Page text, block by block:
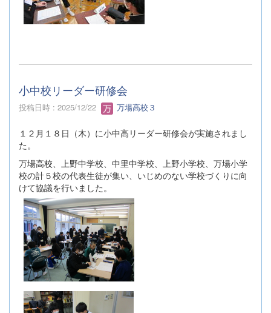
小中校リーダー研修会
投稿日時 : 2025/12/22 万場高校３
１２月１８日（木）に小中高リーダー研修会が実施されまし
た。
万場高校、上野中学校、中里中学校、上野小学校、万場小学
校の計５校の代表生徒が集い、いじめのない学校づくりに向
けて協議を行いました。